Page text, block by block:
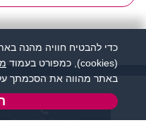
שירות לקוחות:
כדי להבטיח חוויה מהנה
(cookies), כמפורט בעמוד
באתר מהווה את הסכמתך